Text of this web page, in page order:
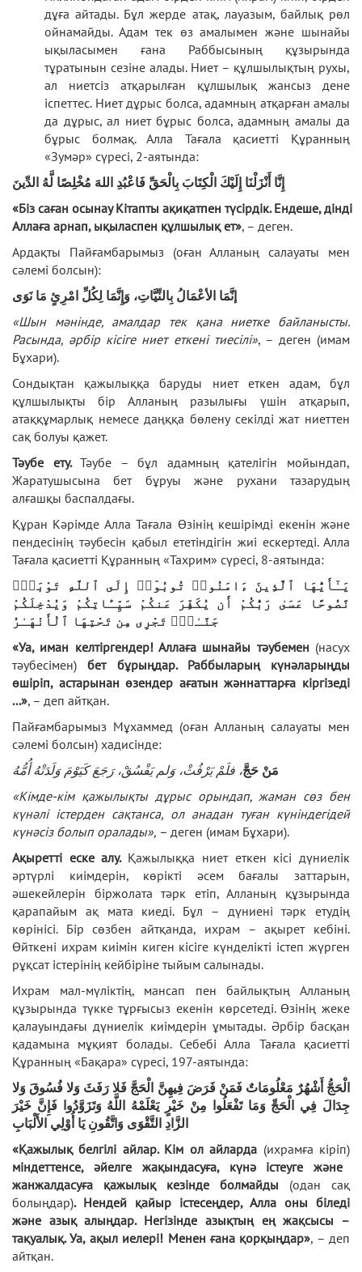
дұға айтады. Бұл жерде атақ, лауазым, байлық рөл
ойнамайды. Адам тек өз амалымен және шынайы
ықыласымен ғана Раббысының құзырында
тұратынын сезіне алады. Ниет – құлшылықтың рухы,
ал ниетсіз атқарылған құлшылық жансыз дене
іспеттес. Ниет дұрыс болса, адамның атқарған амалы
да дұрыс, ал ниет бұрыс болса, адамның амалы да
бұрыс болмақ. Алла Тағала қасиетті Құранның
«Зумәр» сүресі, 2-аятында:
إِنَّا أَنْزَلْنَا إِلَيْكَ الْكِتَابَ بِالْحَقِّ فَاعْبُدِ اللهَ مُخْلِصًا لَّهُ الدِّينَ
«Біз саған осынауКітапты ақиқатпен түсірдік. Ендеше, дінді
Аллаға арнап, ықыласпен құлшылық ет», – деген.
Ардақты Пайғамбарымыз (оған Алланың салауаты мен
сәлемі болсын):
إنَّمَا الأعْمَالُ بِالنِّيَّاتِ، وَإِنَّمَا لِكُلِّ امْرِئٍ مَا نَوَى
«Шынмәнінде, амалдартек қананиеткебайланысты.
Расында, әрбіркісігениететкенітиесілі», – деген (имам
Бұхари).
Сондықтан қажылыққа баруды ниет еткен адам, бұл
құлшылықты бір Алланың разылығы үшін атқарып,
атаққұмарлық немесе даңққа бөлену секілді жат ниеттен
сақ болуы қажет.
Тәубе ету.Тәубе – бұл адамның қателігін мойындап,
Жаратушысына бет бұруы және рухани тазарудың
алғашқы баспалдағы.
Құран Кәрімде Алла Тағала Өзінің кешірімді екенін және
пендесінің тәубесін қабыл ететіндігін жиі ескертеді. Алла
Тағала қасиетті Құранның «Тахрим» сүресі, 8-аятында:
يَـٰٓأَيُّهَا ٱلَّذِينَ ءَامَنُوا۟ تُوبُوٓا۟ إِلَى ٱللَّهِ تَوْبَةًۭ
نَّصُوحًا عَسَىٰ رَبُّكُمْ أَن يُكَفِّرَ عَنكُمْ سَيِّـَٔاتِكُمْ وَيُدْخِلَكُمْ
جَنَّـٰتٍۢ تَجْرِى مِن تَحْتِهَا ٱلْأَنْهَـٰرُ
«Уа, иман келтіргендер! Аллаға шынайы тәубемен (насух
тәубесімен) бет бұрыңдар. Раббыларың күнәларыңды
өшіріп, астарынан өзендер ағатын жәннаттарға кіргізеді
...», – деп айтқан.
Пайғамбарымыз Мұхаммед (оған Алланың салауаты мен
сәлемі болсын) хадисінде:
مَنْ حَجَّ، فلَمْ يَرْفُثْ، وَلم يَفْسُقْ، رَجَعَ كَيَوْمَ وَلَدَتْهُ أُمُّهُ
«Кімде-кім қажылықты дұрыс орындап, жаман сөз бен
күнәлі істерден сақтанса, ол анадан туған күніндегідей
күнәсіз болып оралады», – деген (имам Бұхари).
Ақыретті еске алу. Қажылыққа ниет еткен кісі дүниелік
әртүрлі киімдерін, көрікті әсем бағалы заттарын,
әшекейлерін біржолата тәрк етіп, Алланың құзырында
қарапайым ақ мата киеді. Бұл – дүниені тәрк етудің
көрінісі. Бір сөзбен айтқанда, ихрам – ақырет кебіні.
Өйткені ихрам киімін киген кісіге күнделікті істеп жүрген
рұқсат істерінің кейбіріне тыйым салынады.
Ихрам мал-мүліктің, мансап пен байлықтың Алланың
құзырында түкке тұрғысыз екенін көрсетеді. Өзінің жеке
қалауындағы дүниелік киімдерін ұмытады. Әрбір басқан
қадамына мұқият болады. Себебі Алла Тағала қасиетті
Құранның «Бақара» сүресі, 197-аятында:
الْحَجُّ أَشْهُرٌ مَعْلُومَاتٌ فَمَنْ فَرَضَ فِيهِنَّ الْحَجَّ فَلا رَفَثَ وَلا فُسُوقَ وَلا
جِدَالَ فِي الْحَجِّ وَمَا تَفْعَلُوا مِنْ خَيْرٍ يَعْلَمْهُ اللَّهُ وَتَزَوَّدُوا فَإِنَّ خَيْرَ
الزَّادِ التَّقْوَى وَاتَّقُونِ يَا أُوْلِي الأَلْبَابِ
«Қажылықбелгілі айлар.Кім ол айларда (ихрамға кіріп)
міндеттенсе, әйелге жақындасуға, күнә істеуге және
жанжалдасуға қажылық кезінде болмайды (одан сақ
болыңдар). Нендей қайыр істесеңдер, Алла оны біледі
және азық алыңдар. Негізінде азықтың ең жақсысы –
тақуалық. Уа, ақыл иелері! Менен ғана қорқыңдар», – деп
айтқан.